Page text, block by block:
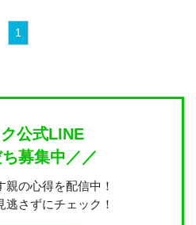
1
公式LINE
募集中／／
親の心得を配信中！
逃さずにチェック！